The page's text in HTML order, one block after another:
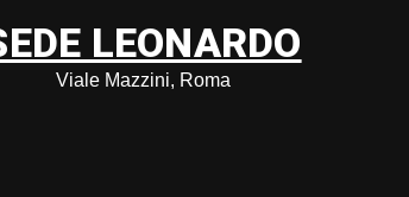
LEONARDO
Viale Mazzini, Roma